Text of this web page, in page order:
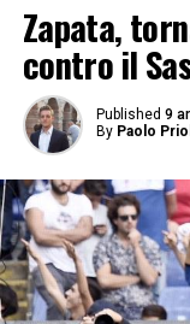
Zapata,
contro il
Published 9
By Paolo